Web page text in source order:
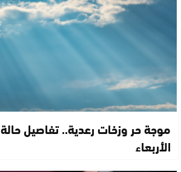
موجة حر وزخات رعدية.. تفاصيل
الأربعاء